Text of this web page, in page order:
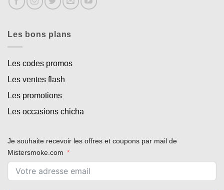
Les bons plans
Les codes promos
Les ventes flash
Les promotions
Les occasions chicha
Je souhaite recevoir les offres et coupons par mail de
Mistersmoke.com